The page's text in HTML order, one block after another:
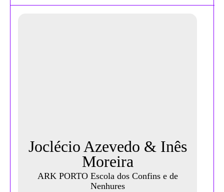
Joclécio Azevedo & Inês
Moreira
ARK PORTO Escola dos Confins e de
Nenhures